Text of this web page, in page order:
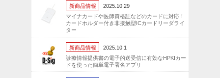
新商品情報
2025.10.29
マイナカードや医師資格証などのカードに対応！
カードホルダー付き非接触型ICカードリーダライ
ター
新商品情報
2025.10.1
診療情報提供書の電子的送受信に有効なHPKIカー
ドを使った簡単電子署名アプリ